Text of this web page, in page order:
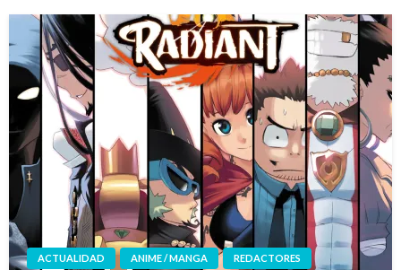
ACTUALIDAD ANIME / MANGA REDACTORES